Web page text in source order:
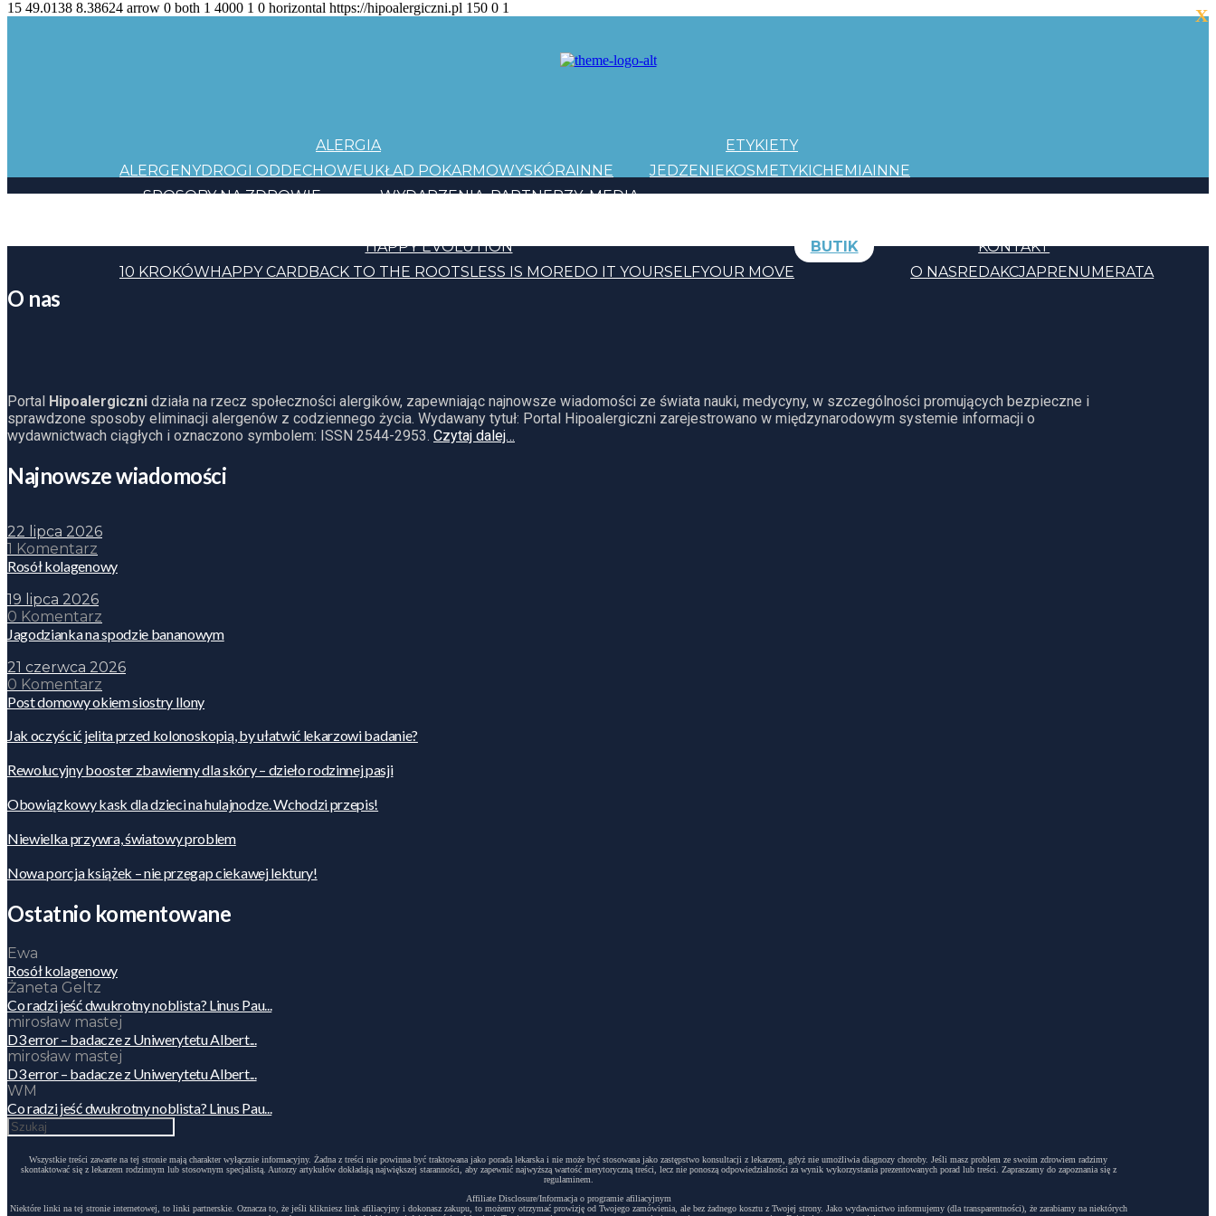
15 49.0138 8.38624 arrow 0 both 1 4000 1 0 horizontal https://hipoalergiczni.pl 150 0 1
ALERGIA
ALERGENYDROGI ODDECHOWEUKŁAD POKARMOWYSKÓRAINNE
ETYKIETY
JEDZENIEKOSMETYKICHEMIAINNE
SPOSOBY NA ZDROWIE
WYDARZENIA PARTNERZY MEDIA
HAPPY EVOLUTION
10 KROKÓWHAPPY CARDBACK TO THE ROOTSLESS IS MOREDO IT YOURSELFYOUR MOVE
BUTIK
KONTAKT
O NASREDAKCJAPRENUMERATA
O nas
Portal Hipoalergiczni działa na rzecz społeczności alergików, zapewniając najnowsze wiadomości ze świata nauki, medycyny, w szczególności promujących bezpieczne i
sprawdzone sposoby eliminacji alergenów z codziennego życia. Wydawany tytuł: Portal Hipoalergiczni zarejestrowano w międzynarodowym systemie informacji o
wydawnictwach ciągłych i oznaczono symbolem: ISSN 2544-2953. Czytaj dalej…
Najnowsze wiadomości
22 lipca 2026
1 Komentarz
Rosół kolagenowy
19 lipca 2026
0 Komentarz
Jagodzianka na spodzie bananowym
21 czerwca 2026
0 Komentarz
Post domowy okiem siostry Ilony
Jak oczyścić jelita przed kolonoskopią, by ułatwić lekarzowi badanie?
Rewolucyjny booster zbawienny dla skóry – dzieło rodzinnej pasji
Obowiązkowy kask dla dzieci na hulajnodze. Wchodzi przepis!
Niewielka przywra, światowy problem
Nowa porcja książek – nie przegap ciekawej lektury!
Ostatnio komentowane
Ewa
Rosół kolagenowy
Żaneta Geltz
Co radzi jeść dwukrotny noblista? Linus Pau...
mirosław mastej
D3 error – badacze z Uniwerytetu Albert...
mirosław mastej
D3 error – badacze z Uniwerytetu Albert...
WM
Co radzi jeść dwukrotny noblista? Linus Pau...
Wszystkie treści zawarte na tej stronie mają charakter wyłącznie informacyjny. Żadna z treści nie powinna być traktowana jako porada lekarska i nie może być stosowana jako zastępstwo konsultacji z lekarzem, gdyż nie umożliwia diagnozy choroby. Jeśli masz problem ze swoim zdrowiem radzimy
skontaktować się z lekarzem rodzinnym lub stosownym specjalistą. Autorzy artykułów dokładają największej staranności, aby zapewnić najwyższą wartość merytoryczną treści, lecz nie ponoszą odpowiedzialności za wynik wykorzystania prezentowanych porad lub treści. Zapraszamy do zapoznania się z
regulaminem.
Affiliate Disclosure/Informacja o programie afiliacyjnym
Niektóre linki na tej stronie internetowej, to linki partnerskie. Oznacza to, że jeśli klikniesz link afiliacyjny i dokonasz zakupu, to możemy otrzymać prowizję od Twojego zamówienia, ale bez żadnego kosztu z Twojej strony. Jako wydawnictwo informujemy (dla transparentności), że zarabiamy na niektórych
X